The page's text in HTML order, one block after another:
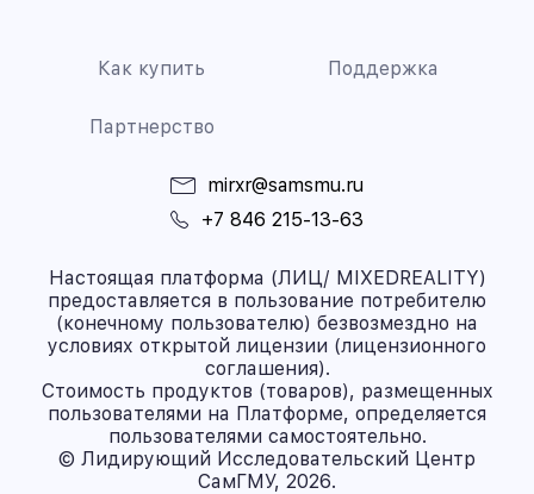
Как купить Поддержка
Партнерство
mirxr@samsmu.ru
+7 846 215-13-63
Настоящая платформа (ЛИЦ/ MIXEDREALITY)
предоставляется в пользование потребителю
(конечному пользователю) безвозмездно на
условиях открытой лицензии (лицензионного
соглашения).
Стоимость продуктов (товаров), размещенных
пользователями на Платформе, определяется
пользователями самостоятельно.
© Лидирующий Исследовательский Центр
СамГМУ, 2026.